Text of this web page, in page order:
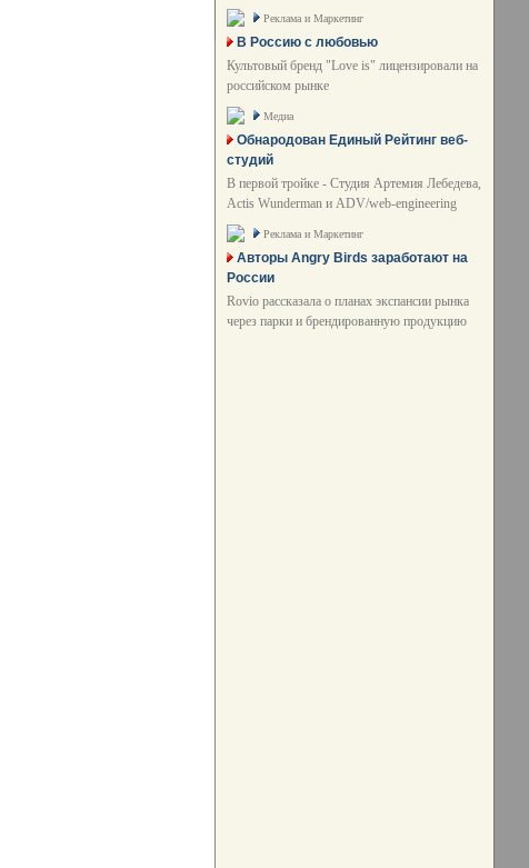
Реклама и Маркетинг
В Россию с любовью
Культовый бренд "Love is" лицензировали на
российском рынке
Медиа
Обнародован Единый Рейтинг веб-
студий
В первой тройке - Студия Артемия Лебедева,
Actis Wunderman и ADV/web-engineering
Реклама и Маркетинг
Авторы Angry Birds заработают на
России
Rovio рассказала о планах экспансии рынка
через парки и брендированную продукцию